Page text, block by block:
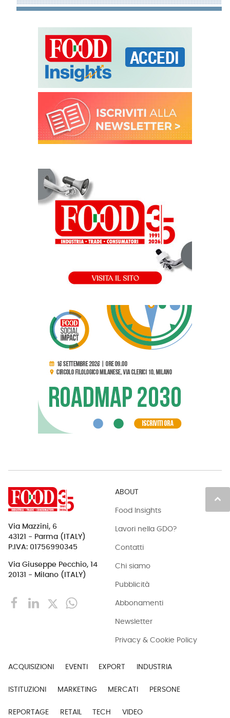
keyboard_arrow_up
Via Mazzini, 6
43121 - Parma (ITALY)
P.IVA: 01756990345
Via Giuseppe Pecchio, 14
20131 - Milano (ITALY)
ABOUT
Food Insights
Lavori nella GDO?
Contatti
Chi siamo
Pubblicità
Abbonamenti
Newsletter
Privacy & Cookie Policy
ACQUISIZIONI EVENTI EXPORT INDUSTRIA
ISTITUZIONI MARKETING MERCATI PERSONE
REPORTAGE RETAIL TECH VIDEO